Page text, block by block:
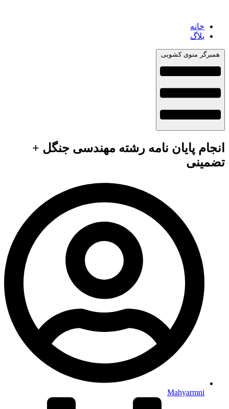
خانه
بلاگ
همبرگر منوی کشویی
انجام پایان نامه رشته مهندسی جنگل +
تضمینی
Mahyarmni